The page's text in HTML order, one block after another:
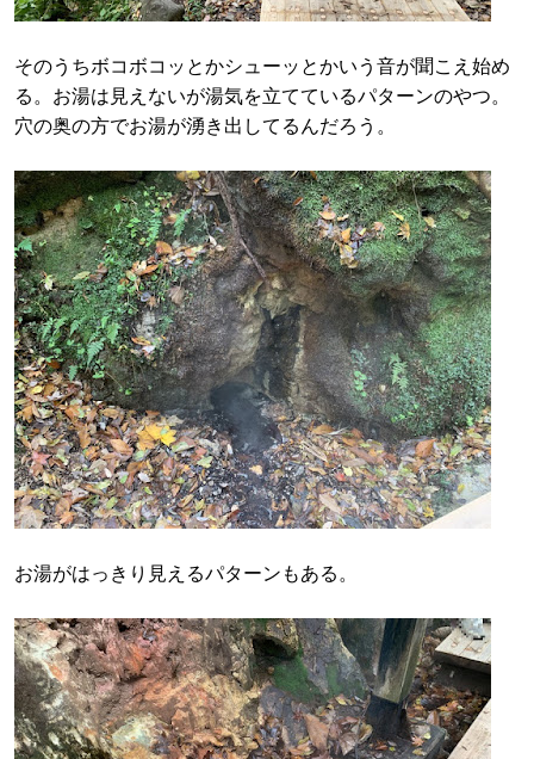
そのうちボコボコッとかシューッとかいう音が聞こえ始め
る。お湯は見えないが湯気を立てているパターンのやつ。
穴の奥の方でお湯が湧き出してるんだろう。
お湯がはっきり見えるパターンもある。